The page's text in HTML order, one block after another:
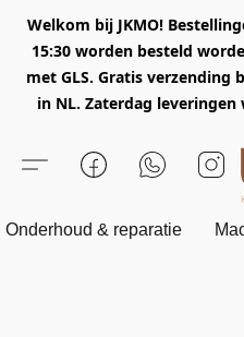
Welkom bij JKMO!
15:30 worden besteld
met GLS. Gratis verzending
in NL. Zaterdag
Onderhoud & reparatie